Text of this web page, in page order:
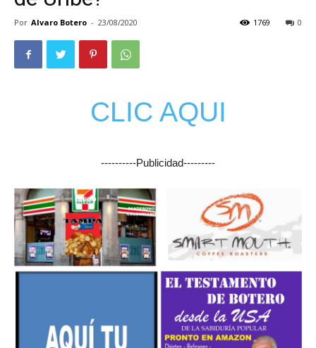
Por Alvaro Botero - 23/08/2020 0
1769
CLIC AQUI
----------Publicidad---------